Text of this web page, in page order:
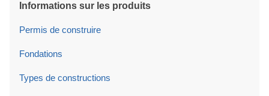
Informations sur les produits
Permis de construire
Fondations
Types de constructions